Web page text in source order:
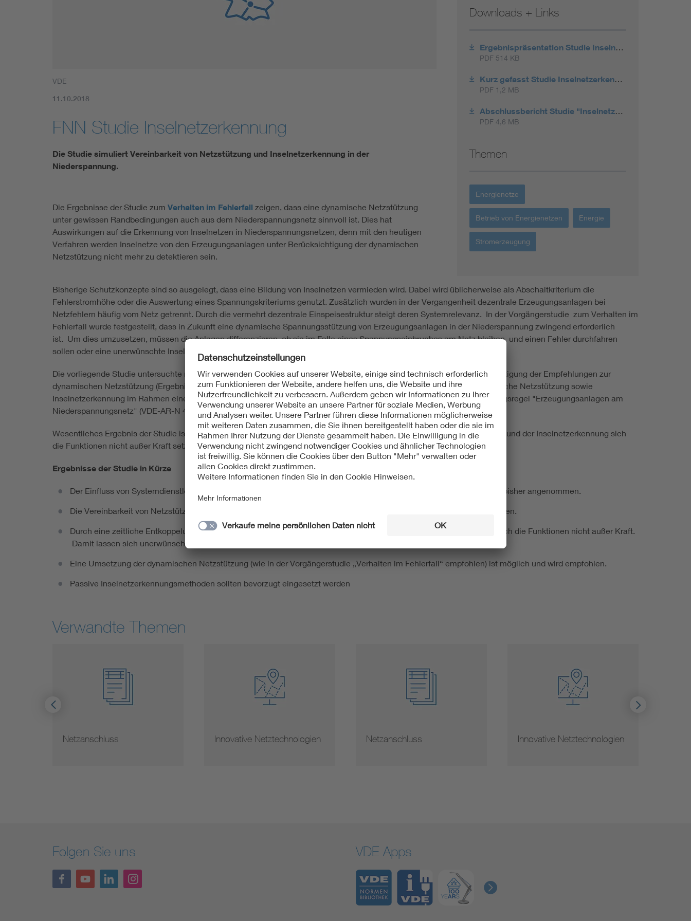
Innovative Netztechnologien
VDE
11.10.2018
FNN Studie Inselnetzerkennung
Die Studie simuliert Vereinbarkeit von Netzstützung und Inselnetzerkennung in der
Niederspannung.
Die Ergebnisse der Studie zum Verhalten im Fehlerfall zeigen, dass eine dynamische Netzstützung
unter gewissen Randbedingungen auch aus dem Niederspannungsnetz sinnvoll ist. Dies hat
Auswirkungen auf die Erkennung von Inselnetzen in Niederspannungsnetzen, denn mit den heutigen
Verfahren werden Inselnetze von den Erzeugungsanlagen unter Berücksichtigung der dynamischen
Netzstützung nicht mehr zu detektieren sein.
Downloads + Links
Ergebnispräsentation Studie Inselnetzerkennung VDE|FNN
PDF 514 KB
Kurz gefasst Studie Inselnetzerkennung VDE|FNN
PDF 1,2 MB
Abschlussbericht Studie "Inselnetzkennung"
PDF 4,6 MB
Themen
Energienetze
Betrieb von Energienetzen Energie
Stromerzeugung
Bisherige Schutzkonzepte sind so ausgelegt, dass eine Bildung von Inselnetzen vermieden wird. Dabei wird üblicherweise als Abschaltkriterium die
Fehlerstromhöhe oder die Auswertung eines Spannungskriteriums genutzt. Zusätzlich wurden in der Vergangenheit dezentrale Erzeugungsanlagen bei
Netzfehlern häufig vom Netz getrennt. Durch die vermehrt dezentrale Einspeisestruktur steigt deren Systemrelevanz. In der Vorgängerstudie zum Verhalten im
Fehlerfall wurde festgestellt, dass in Zukunft eine dynamische Spannungsstützung von Erzeugungsanlagen in der Niederspannung zwingend erforderlich
ist. Um dies umzusetzen, müssen die Anlagen differenzieren, ob sie im Falle eines Spannungseinbruches am Netz bleiben und einen Fehler durchfahren
sollen oder eine unerwünschte Inselnetzbildung vorliegt.
Die vorliegende Studie untersuchte nun wirksame Verfahren zur Inselnetzerkennung in 0,4-kV-Netzen unter der Berücksichtigung der Empfehlungen zur
dynamischen Netzstützung (ErgebnisseStudie Verhalten im Fehlerfall). Ziel war es, Lösungen für den Zielkonflikt dynamische Netzstützung sowie
Inselnetzerkennung im Rahmen einer technisch-wirtschaftlichen Untersuchung zur Weiterentwicklung der VDE Anwendungsregel "Erzeugungsanlagen am
Niederspannungsnetz" (VDE-AR-N 4105) zu finden und wirksame Verfahren zur Inselnetzerkennung zu identifizieren.
Wesentliches Ergebnis der Studie ist, dass durch eine zeitliche Entkoppelung des Durchfahrens von Fehlern (FRT-Funktion) und der Inselnetzerkennung sich
die Funktionen nicht außer Kraft setzen. Damit lassen sich unerwünschte Inselnetze weiter sicher erkennen.
Ergebnisse der Studie in Kürze
Der Einfluss von Systemdienstleistungen und systemstützenden Funktionen auf die Inselnetzerkennung ist größer als bisher angenommen.
Die Vereinbarkeit von Netzstützung und Inselnetzerkennung wurden simuliert und im praktischen Versuch nachgewiesen.
Durch eine zeitliche Entkoppelung des Durchfahrens von Fehlern (FRT-Funktion) und der Inselnetzerkennung setzen sich die Funktionen nicht außer Kraft.
Damit lassen sich unerwünschte Inselnetze weiter sicher erkennen.
Eine Umsetzung der dynamischen Netzstützung (wie in der Vorgängerstudie „Verhalten im Fehlerfall“ empfohlen) ist möglich und wird empfohlen.
Passive Inselnetzerkennungsmethoden sollten bevorzugt eingesetzt werden
Verwandte Themen
Netzanschluss Innovative Netztechnologien Netzanschluss Innovative Netztechnologien
Folgen Sie uns VDE Apps